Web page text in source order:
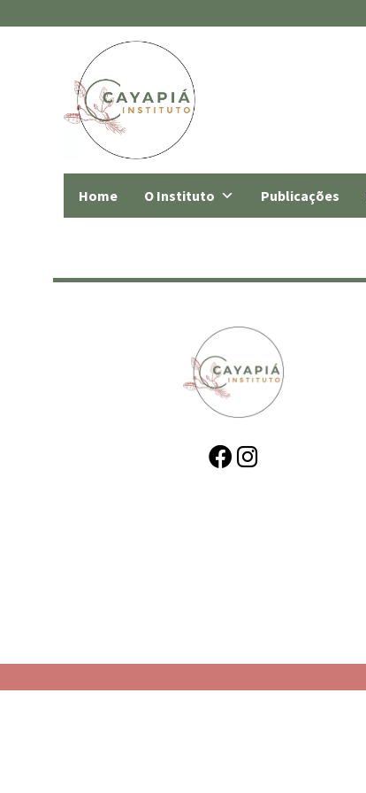
Home O Instituto Publicações